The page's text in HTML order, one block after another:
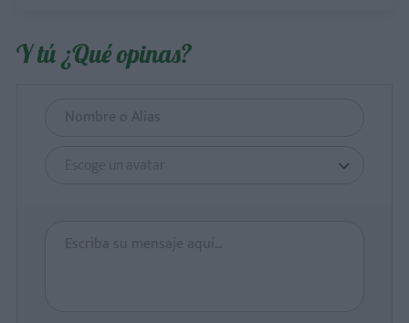
Y tú ¿Qué opinas?
Escoge un avatar